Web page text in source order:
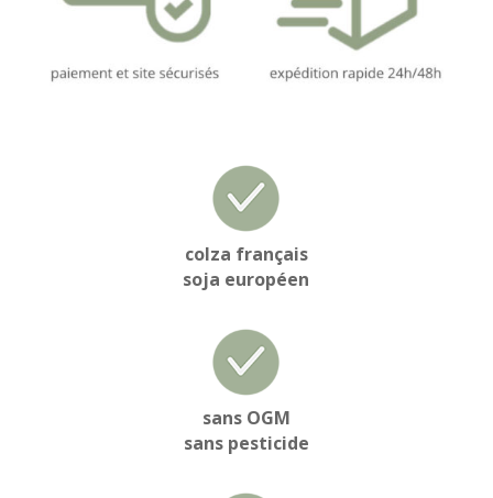
colza français
soja européen
sans OGM
sans pesticide